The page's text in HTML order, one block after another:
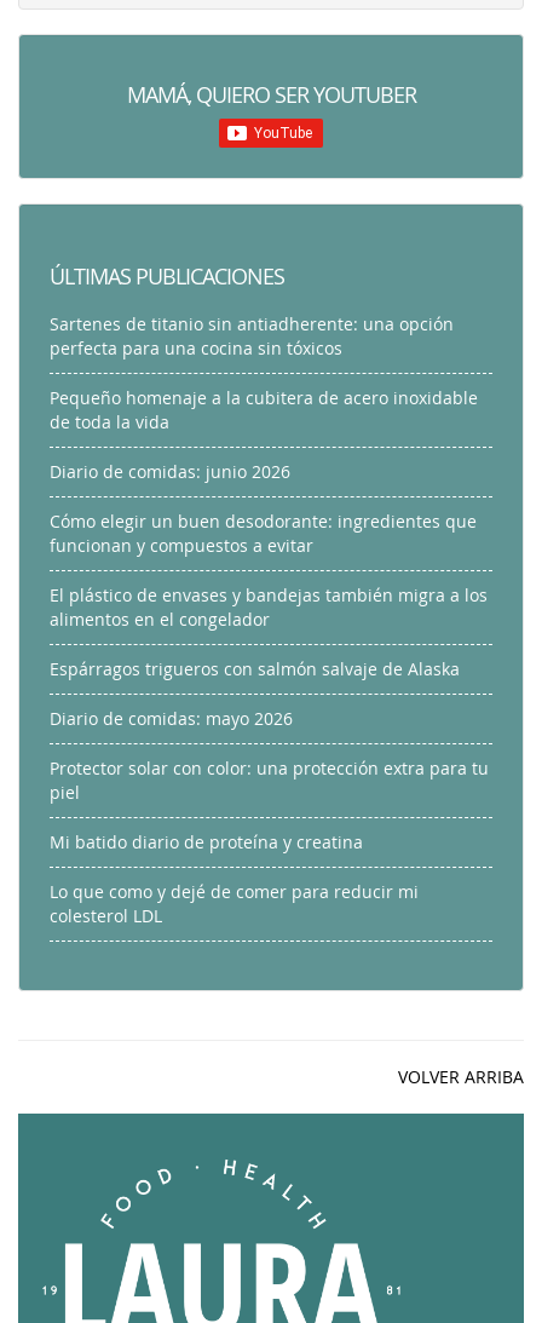
MAMÁ, QUIERO SER YOUTUBER
ÚLTIMAS PUBLICACIONES
Sartenes de titanio sin antiadherente: una opción
perfecta para una cocina sin tóxicos
Pequeño homenaje a la cubitera de acero inoxidable
de toda la vida
Diario de comidas: junio 2026
Cómo elegir un buen desodorante: ingredientes que
funcionan y compuestos a evitar
El plástico de envases y bandejas también migra a los
alimentos en el congelador
Espárragos trigueros con salmón salvaje de Alaska
Diario de comidas: mayo 2026
Protector solar con color: una protección extra para tu
piel
Mi batido diario de proteína y creatina
Lo que como y dejé de comer para reducir mi
colesterol LDL
VOLVER ARRIBA